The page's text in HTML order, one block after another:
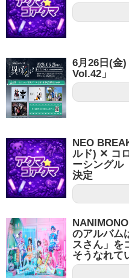
6月26日(金
Vol.42」
NEO
ルド) ✕ コ
ーシングル
決定
のアルバム
スさん」を
そうなれて